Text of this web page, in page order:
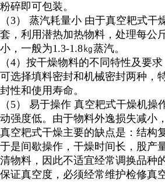
粉碎即可包装。
（3） 蒸汽耗量小 由于真空耙式干
套，利用潜热加热物料，处理每公
小，一般为1.3-1.8㎏蒸汽。
（4）按干燥物料的不同特性及要
可选择填料密封和机械密封两种，
封性和使用寿命。
（ 5） 易于操作 真空耙式干燥机操
动强度低。由于物料外逸损失减小
真空耙式干燥主要的缺点是：结构
于是间歇操作，干燥时间长，股产
清物料，因此不适宜经常调换品种
保证真空度，必须经常维护检修真